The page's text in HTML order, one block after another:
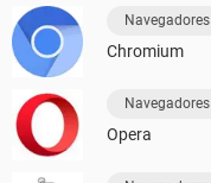
Navegadores
Chromium
Navegadores
Opera